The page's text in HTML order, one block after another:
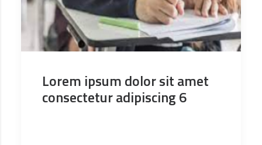
Lorem ipsum dolor sit amet
consectetur adipiscing 6